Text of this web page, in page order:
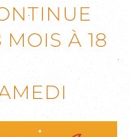
MOIS À 18